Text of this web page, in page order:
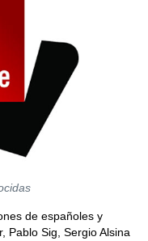
de españoles y
Pablo Sig, Sergio Alsina